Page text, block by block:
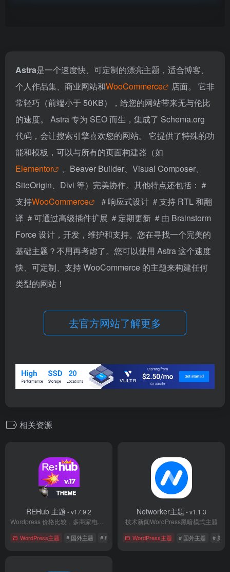
Astra是一个速度快、可定制的漂亮主题，适合博客、
个人作品集、商业网站和WooCommerce
店面。 它非
常轻巧（前端小于 50KB），给您的网站带来无与伦比
的速度。 Astra 专为 SEO 而生，集成了 Schema.org
代码，会让搜索引擎喜欢您的网站。 它提供了特殊的功
能和模板，可以与所有的页面构建器（如
Elementor
、Beaver Builder、Visual Composer、
SiteOrigin、Divi 等）完美协作。其他特点还包括：＃
支持WooCommerce
＃响应式设计 ＃支持 RTL 和翻
译 ＃可通过高级插件扩展 ＃定期更新 ＃由 Brainstorm
Force 设计，开发，维护和支持。您在寻找一个完美的
基础主题？不用再考虑了。您可以使用 Astra 这个速度
快、可定制、支持 WooCommerce 的主题来构建任何
类型的网站！
去官方网站了解更多
相关资源
REHub 主题 - v17.9.2
WordPress主题 # 国外主题 # 电子商务 # 目录主题
Networker主题 - v1.1.3
技术新闻WordPress黑暗模式主题
WordPress主题 # 国外主题 # 新闻